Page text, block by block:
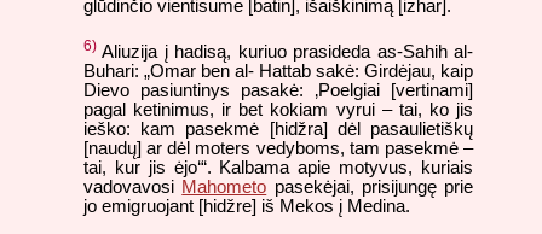
glūdinčio vientisume [batin], išaiškinimą [izhar].
6) Aliuzija į hadisą, kuriuo prasideda as-Sahih al-
Buhari: „Omar ben al- Hattab sakė: Girdėjau, kaip
Dievo pasiuntinys pasakė: ‚Poelgiai [vertinami]
pagal ketinimus, ir bet kokiam vyrui – tai, ko jis
ieško: kam pasekmė [hidžra] dėl pasaulietiškų
[naudų] ar dėl moters vedyboms, tam pasekmė –
tai, kur jis ėjo‘“. Kalbama apie motyvus, kuriais
vadovavosi Mahometo pasekėjai, prisijungę prie
jo emigruojant [hidžre] iš Mekos į Medina.